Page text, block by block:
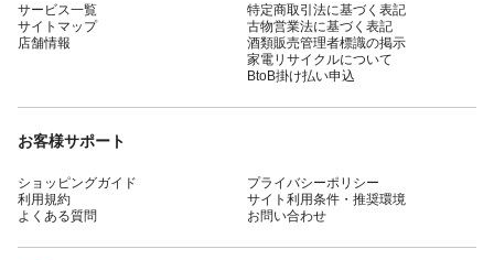
サービス一覧
サイトマップ
店舗情報
特定商取引法に基づく表記
古物営業法に基づく表記
酒類販売管理者標識の掲示
家電リサイクルについて
BtoB掛け払い申込
お客様サポート
ショッピングガイド
利用規約
よくある質問
プライバシーポリシー
サイト利用条件・推奨環境
お問い合わせ